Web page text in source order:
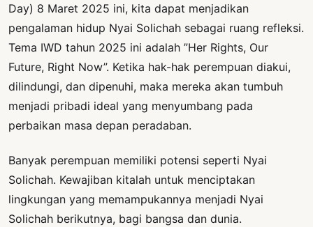
Day) 8 Maret 2025 ini, kita dapat menjadikan
pengalaman hidup Nyai Solichah sebagai ruang refleksi.
Tema IWD tahun 2025 ini adalah ”Her Rights, Our
Future, Right Now”. Ketika hak-hak perempuan diakui,
dilindungi, dan dipenuhi, maka mereka akan tumbuh
menjadi pribadi ideal yang menyumbang pada
perbaikan masa depan peradaban.
Banyak perempuan memiliki potensi seperti Nyai
Solichah. Kewajiban kitalah untuk menciptakan
lingkungan yang memampukannya menjadi Nyai
Solichah berikutnya, bagi bangsa dan dunia.